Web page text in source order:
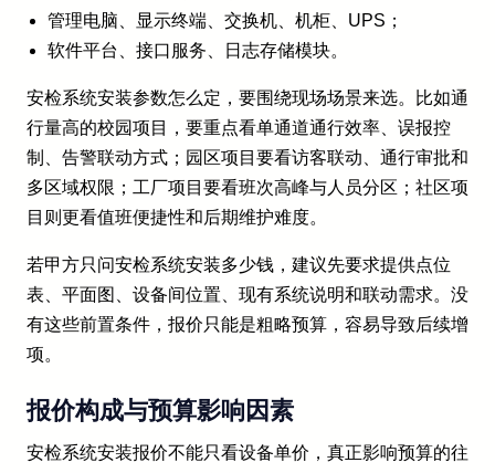
管理电脑、显示终端、交换机、机柜、UPS；
软件平台、接口服务、日志存储模块。
安检系统安装参数怎么定，要围绕现场场景来选。比如通
行量高的校园项目，要重点看单通道通行效率、误报控
制、告警联动方式；园区项目要看访客联动、通行审批和
多区域权限；工厂项目要看班次高峰与人员分区；社区项
目则更看值班便捷性和后期维护难度。
若甲方只问安检系统安装多少钱，建议先要求提供点位
表、平面图、设备间位置、现有系统说明和联动需求。没
有这些前置条件，报价只能是粗略预算，容易导致后续增
项。
报价构成与预算影响因素
安检系统安装报价不能只看设备单价，真正影响预算的往